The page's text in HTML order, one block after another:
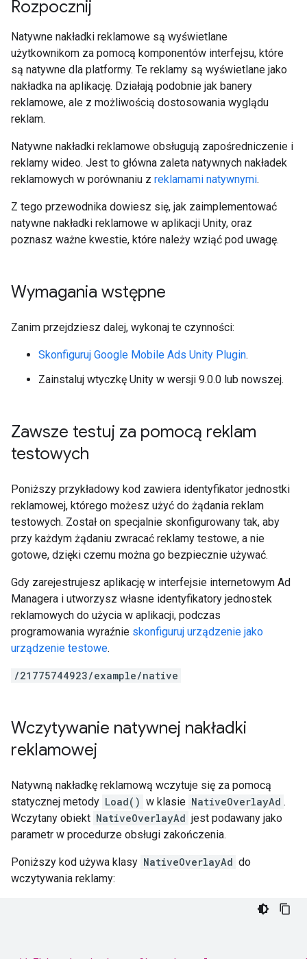
Rozpocznij
Natywne nakładki reklamowe są wyświetlane
użytkownikom za pomocą komponentów interfejsu, które
są natywne dla platformy. Te reklamy są wyświetlane jako
nakładka na aplikację. Działają podobnie jak banery
reklamowe, ale z możliwością dostosowania wyglądu
reklam.
Natywne nakładki reklamowe obsługują zapośredniczenie i
reklamy wideo. Jest to główna zaleta natywnych nakładek
reklamowych w porównaniu z reklamami natywnymi.
Z tego przewodnika dowiesz się, jak zaimplementować
natywne nakładki reklamowe w aplikacji Unity, oraz
poznasz ważne kwestie, które należy wziąć pod uwagę.
Wymagania wstępne
Zanim przejdziesz dalej, wykonaj te czynności:
Skonfiguruj Google Mobile Ads Unity Plugin.
Zainstaluj wtyczkę Unity w wersji 9.0.0 lub nowszej.
Zawsze testuj za pomocą reklam
testowych
Poniższy przykładowy kod zawiera identyfikator jednostki
reklamowej, którego możesz użyć do żądania reklam
testowych. Został on specjalnie skonfigurowany tak, aby
przy każdym żądaniu zwracać reklamy testowe, a nie
gotowe, dzięki czemu można go bezpiecznie używać.
Gdy zarejestrujesz aplikację w interfejsie internetowym Ad
Managera i utworzysz własne identyfikatory jednostek
reklamowych do użycia w aplikacji, podczas
programowania wyraźnie skonfiguruj urządzenie jako
urządzenie testowe.
/21775744923/example/native
Wczytywanie natywnej nakładki
reklamowej
Natywną nakładkę reklamową wczytuje się za pomocą
statycznej metody Load() w klasie NativeOverlayAd .
Wczytany obiekt NativeOverlayAd jest podawany jako
parametr w procedurze obsługi zakończenia.
Poniższy kod używa klasy NativeOverlayAd do
wczytywania reklamy: